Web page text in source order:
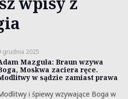
grudnia 2025
Mazguła: Braun wzywa
Moskwa zaciera ręce.
w sądzie zamiast prawa
i śpiewy wzywające Boga w